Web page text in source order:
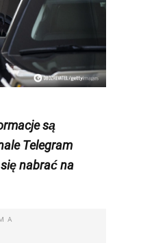
są
Telegram
nabrać na